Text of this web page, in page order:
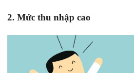
2. Mức thu nhập cao